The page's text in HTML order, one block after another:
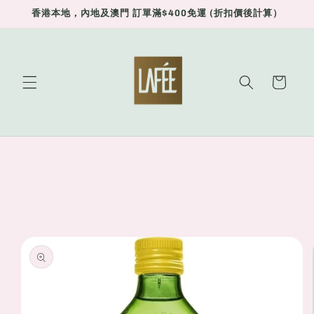
Skip to
香港本地，內地及澳門 訂單滿$400免運 (折扣價後計算）
Cart